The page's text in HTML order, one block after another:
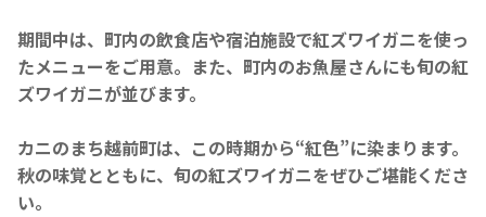
期間中は、町内の飲食店や宿泊施設で紅ズワイガニを使っ
たメニューをご用意。また、町内のお魚屋さんにも旬の紅
ズワイガニが並びます。
カニのまち越前町は、この時期から“紅色”に染まります。
秋の味覚とともに、旬の紅ズワイガニをぜひご堪能くださ
い。